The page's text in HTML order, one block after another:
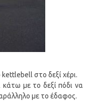
στο δεξί χέρι.
κάτω με το δεξί πόδι να
με το έδαφος.